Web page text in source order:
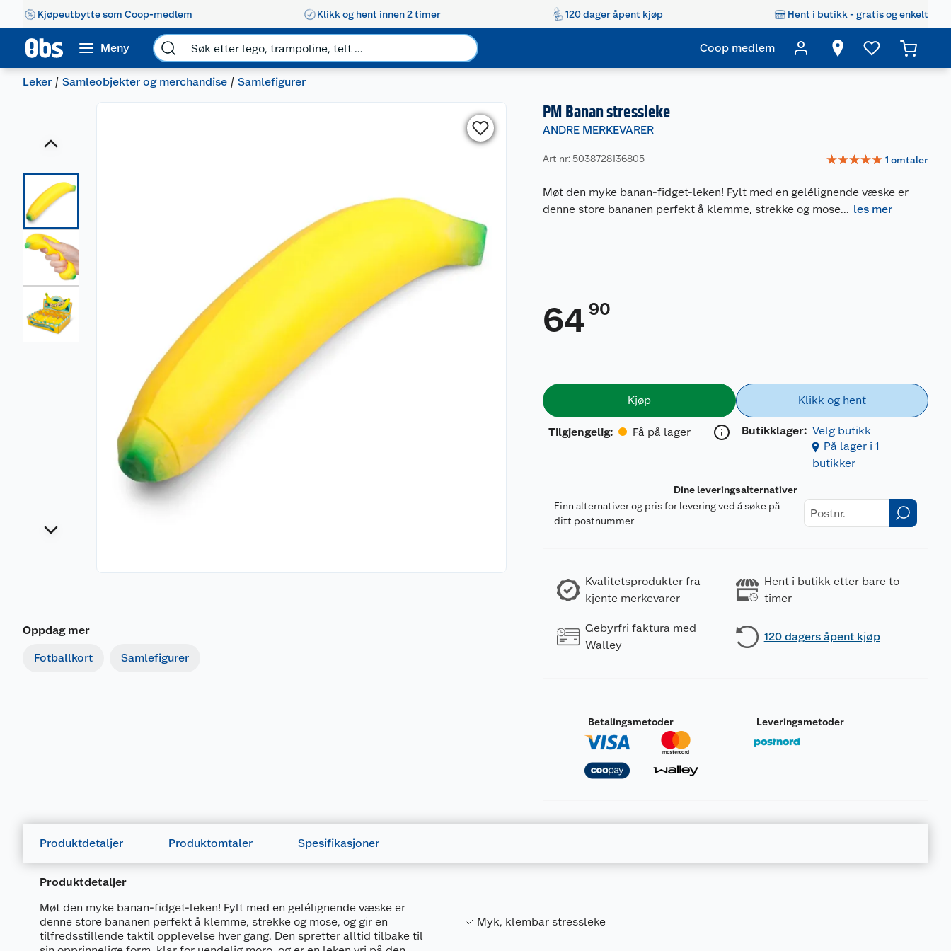
Kjøpeutbytte som Coop-medlem Klikk og hent innen 2 timer 120 dager åpent kjøp Hent i butikk - gratis og enkelt
Meny Coop medlem
Leker Samleobjekter og merchandise Samlefigurer
Oppdag mer
Fotballkort Samlefigurer
PM Banan stressleke
ANDRE MERKEVARER
Art nr: 5038728136805 ☆☆☆☆☆ 1 omtaler
Møt den myke banan-fidget-leken! Fylt med en gelélignende væske er
denne store bananen perfekt å klemme, strekke og mose... les mer
64 90
Kjøp
Tilgjengelig: Få på lager
Klikk og hent
Butikklager: Velg butikk
På lager i 1
butikker
Dine leveringsalternativer
Finn alternativer og pris for levering ved å søke på
ditt postnummer
Kvalitetsprodukter fra
kjente merkevarer
Hent i butikk etter bare to
timer
Gebyrfri faktura med
Walley
120 dagers åpent kjøp
Betalingsmetoder Leveringsmetoder
Produktdetaljer Produktomtaler Spesifikasjoner
Produktdetaljer
Møt den myke banan-fidget-leken! Fylt med en gelélignende væske er
denne store bananen perfekt å klemme, strekke og mose, og gir en
tilfredsstillende taktil opplevelse hver gang. Den spretter alltid tilbake til
Myk, klembar stressleke